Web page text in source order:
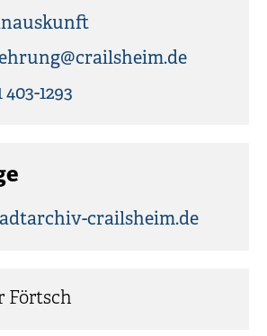
403-1293
crailsheim.de
Förtsch